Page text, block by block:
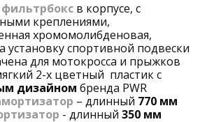
фильтрбокс в корпусе, с
креплениями,
хромомолибденовая,
установку спортивной подвески
для мотокросса и прыжков
2-х цветный пластик с
дизайном бренда PWR
– длинный 770 мм
- длинный 350 мм